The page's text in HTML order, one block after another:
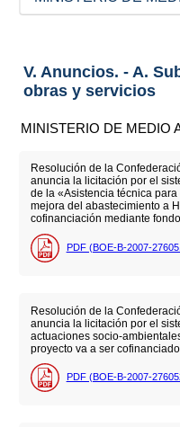
V. Anuncios. - A.
obras y servicios
MINISTERIO DE MEDIO
Resolución de la
anuncia la licitación por el
de la «Asistencia técnica
mejora del abastecimiento a
cofinanciación mediante
PDF (BOE-B-2007-
Resolución de la
anuncia la licitación por el
actuaciones socio-
proyecto va a ser
PDF (BOE-B-2007-